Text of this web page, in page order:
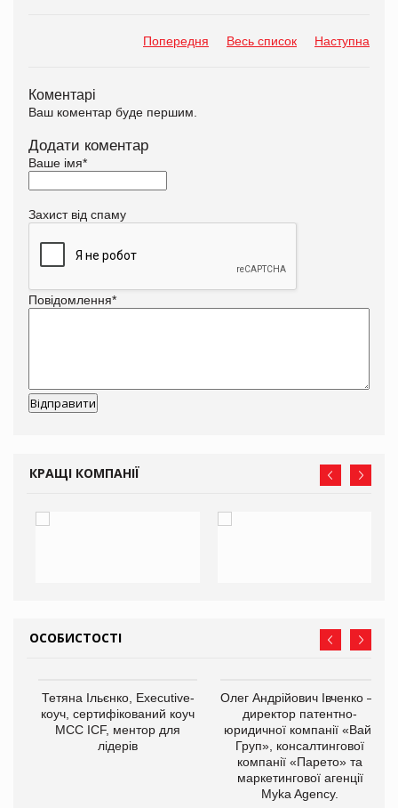
Попередня Весь список Наступна
Коментарі
Ваш коментар буде першим.
Додати коментар
Ваше імя*
Захист від спаму
Повідомлення*
КРАЩІ КОМПАНІЇ
ОСОБИСТОСТІ
Тетяна Ільєнко, Executive-
коуч, сертифікований коуч
МСС ICF, ментор для
лідерів
Олег Андрійович Івченко —
директор патентно-
юридичної компанії «Вайз
Груп», консалтингової
компанії «Парето» та
маркетингової агенції
Myka Agency.